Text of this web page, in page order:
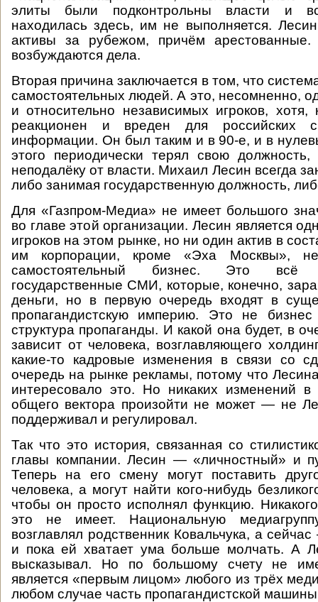
элиты были подконтрольны власти и
находилась здесь, им не выполняется.
активы за рубежом, причём
возбуждаются дела.
Вторая причина заключается в том, что
самостоятельных людей. А это, несомненно,
и относительно независимых игроков, хотя,
реакционен и вреден для российских
информации. Он был таким и в 90-е, и в
этого периодически терял свою
неподалёку от власти. Михаил Лесин всегда
либо занимая государственную должность,
Для «Газпром-Медиа» не имеет большого
во главе этой организации. Лесин является
игроков на этом рынке, но ни один актив в
им корпорации, кроме «Эха Москвы», не
самостоятельный бизнес. Это
государственные СМИ, которые, конечно,
деньги, но в первую очередь входят в
пропагандистскую империю. Это не
структура пропаганды. И какой она будет, в
зависит от человека, возглавляющего
какие-то кадровые изменения в связи со
очередь на рынке рекламы, потому что
интересовало это. Но никаких изменений в
общего вектора произойти не может — не
поддерживал и регулировал.
Так что это история, связанная со
главы компании. Лесин — «личностный» и
Теперь на его смену могут поставить
человека, а могут найти кого-нибудь
чтобы он просто исполнял функцию.
это не имеет. Национальную
возглавлял родственник Ковальчука, а
и пока ей хватает ума больше молчать. А
высказывал. Но по большому счету не
является «первым лицом» любого из трёх
любом случае часть пропагандистской